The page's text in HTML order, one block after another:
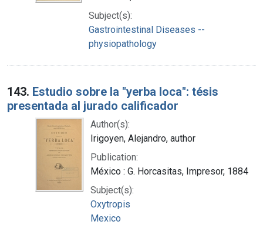
Subject(s):
Gastrointestinal Diseases --
physiopathology
143. Estudio sobre la "yerba loca": tésis
presentada al jurado calificador
Author(s):
Irigoyen, Alejandro, author
Publication:
México : G. Horcasitas, Impresor, 1884
Subject(s):
Oxytropis
Mexico